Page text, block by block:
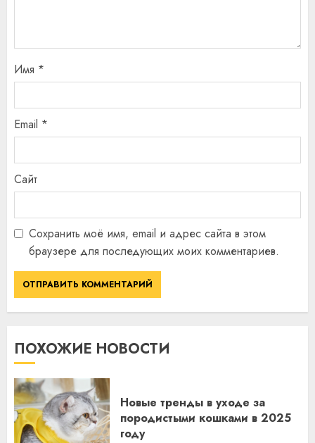
Имя *
Email *
Сайт
Сохранить моё имя, email и адрес сайта в этом
браузере для последующих моих комментариев.
ПОХОЖИЕ НОВОСТИ
Новые тренды в уходе за
породистыми кошками в 2025
году